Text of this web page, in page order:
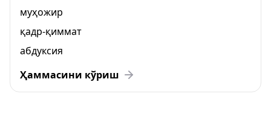
муҳожир
қадр-қиммат
абдуксия
Ҳаммасини кўриш